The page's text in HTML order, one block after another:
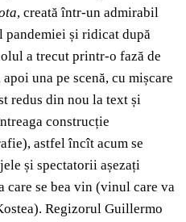
, creată într-un admirabil
pandemiei și ridicat după
a trecut printr-o fază de
una pe scenă, cu mișcare
redus din nou la text și
construcție
astfel încît acum se
și spectatorii așezați
care se bea vin (vinul care va
Regizorul Guillermo